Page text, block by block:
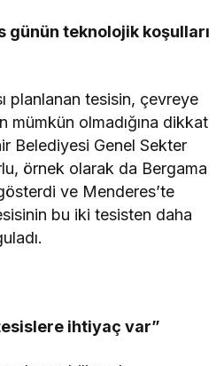
günün teknolojik koşulları
planlanan tesisin, çevreye
mümkün olmadığına dikkat
Belediyesi Genel Sekter
örnek olarak da Bergama
ve Menderes’te
bu iki tesisten daha
ihtiyaç var”